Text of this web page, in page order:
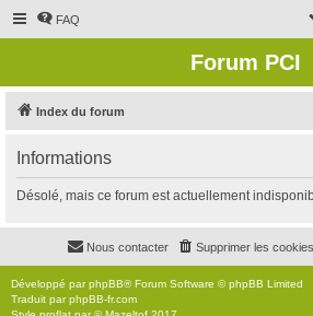
FAQ
Forum PCI
Index du forum
Informations
Désolé, mais ce forum est actuellement
Supprimer les cookies
Nous contacter
Développé parphpBB® Forum Software © phpBB Limited
Traduit parphpBB-fr.com